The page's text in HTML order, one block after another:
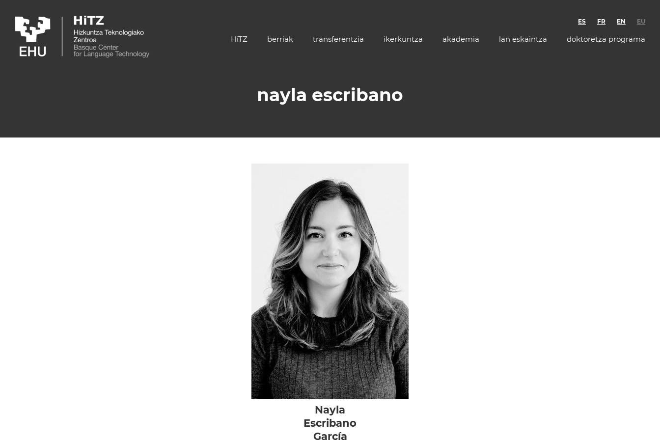
ES FR EN EU
HiTZ berriak transferentzia ikerkuntza akademia lan eskaintza doktoretza programa
nayla escribano
Nayla
Escribano
García